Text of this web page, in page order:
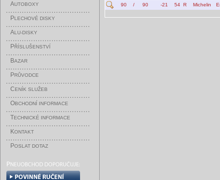
AUTOBOXY
PLECHOVÉ DISKY
ALU-DISKY
PŘÍSLUŠENSTVÍ
BAZAR
PRŮVODCE
CENÍK SLUŽEB
OBCHODNÍ INFORMACE
TECHNICKÉ INFORMACE
KONTAKT
POSLAT DOTAZ
90
/ 90 -21 54 R Michelin